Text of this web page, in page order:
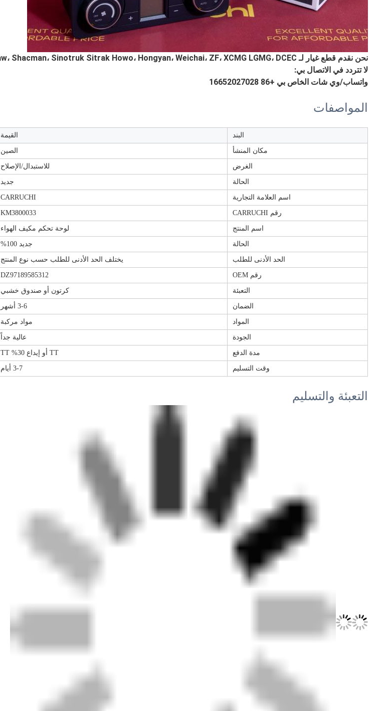
نحن نقدم قطع غيار لـ Faw، Shacman، Sinotruk Sitrak Howo، Hongyan، Weichai، ZF، XCMG LGMG، DCEC، إلخ.
لا تتردد في الاتصال بي:
واتساب/وي شات الخاص بي +86 16652027028
المواصفات
البند القيمة
مكان المنشأ الصين
الغرض للاستبدال/الإصلاح
الحالة جديد
اسم العلامة التجارية CARRUCHI
رقم CARRUCHI KM3800033
اسم المنتج لوحة تحكم مكيف الهواء
الحالة جديد 100%
الحد الأدنى للطلب يختلف الحد الأدنى للطلب حسب نوع المنتج
رقم OEM DZ97189585312
التعبئة كرتون أو صندوق خشبي
الضمان 3-6 أشهر
المواد مواد مركبة
الجودة عالية جداً
مدة الدفع TT أو إيداع 30% TT
وقت التسليم 3-7 أيام
التعبئة والتسليم